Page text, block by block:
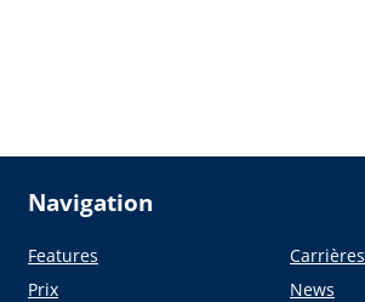
Navigation
Features
Prix
Carrières
News